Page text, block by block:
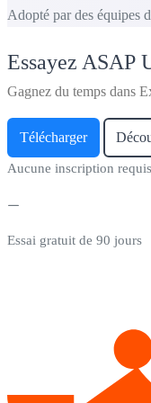
Adopté par des équipes
Essayez ASAP
Gagnez du temps dans
Télécharger
Aucune inscription
Essai gratuit de 90 jours